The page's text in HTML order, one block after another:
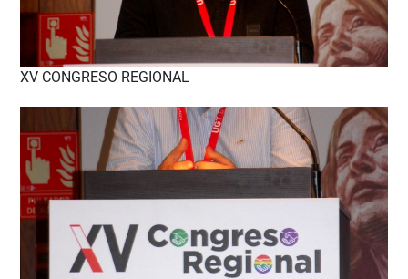
XV CONGRESO REGIONAL